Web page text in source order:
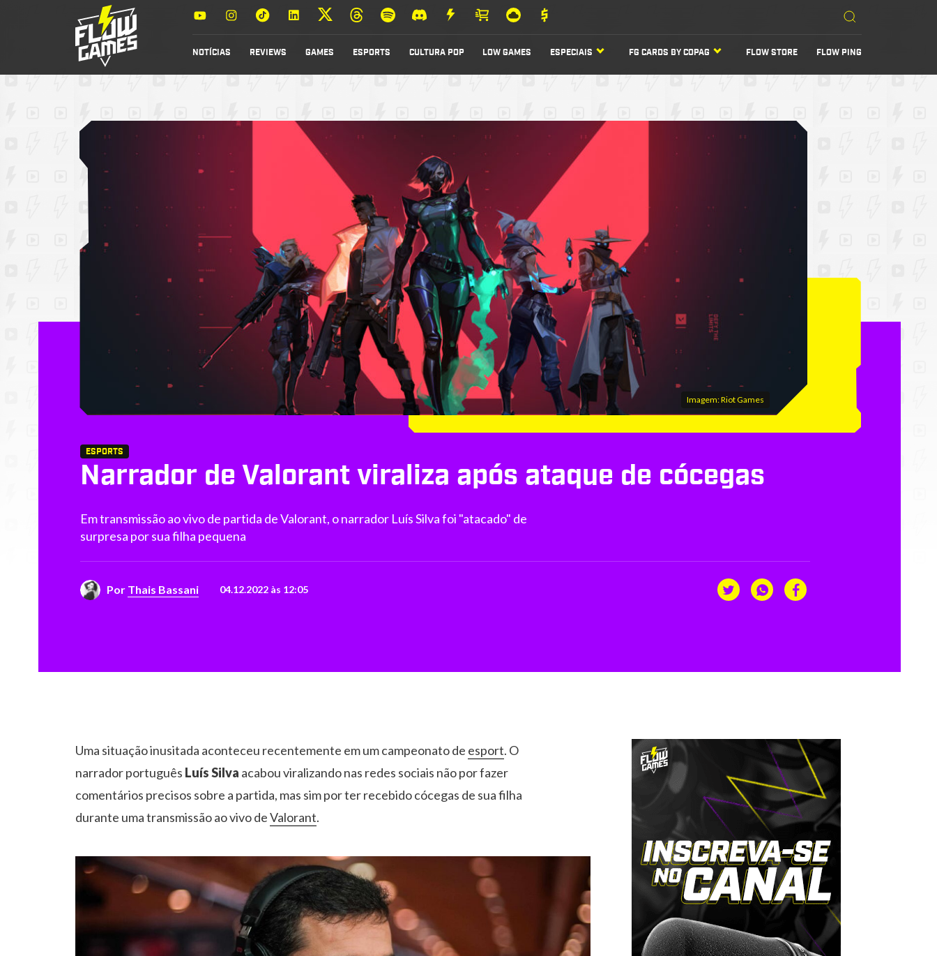
NOTÍCIAS REVIEWS GAMES ESPORTS CULTURA POP LOW GAMES ESPECIAIS FG CARDS BY COPAG FLOW STORE FLOW PING
Imagem: Riot Games
ESPORTS
Narrador de Valorant viraliza após ataque de cócegas
Em transmissão ao vivo de partida de Valorant, o narrador Luís Silva foi "atacado" de
surpresa por sua filha pequena
Por Thais Bassani 04.12.2022 às 12:05
Uma situação inusitada aconteceu recentemente em um campeonato de esport. O
narrador português Luís Silva acabou viralizando nas redes sociais não por fazer
comentários precisos sobre a partida, mas sim por ter recebido cócegas de sua filha
durante uma transmissão ao vivo deValorant.